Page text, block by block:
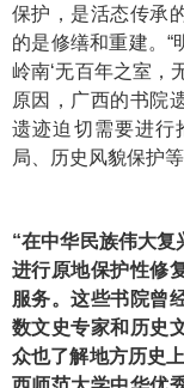
保护，是活态传承
的是修缮和重建。
岭南‘无百年之室，
原因，广西的书院
遗迹迫切需要进行
局、历史风貌保护等
“在中华民族伟大复
进行原地保护性修
服务。这些书院曾
数文史专家和历史
众也了解地方历史